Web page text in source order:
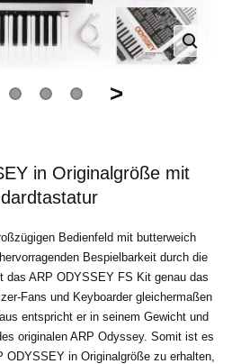
>
in Originalgröße mit
Bedienfeld mit butterweich
Bespielbarkeit durch die
das ARP ODYSSEY FS Kit genau das
Fans und Keyboarder gleichermaßen
entspricht er in seinem Gewicht und
originalen ARP Odyssey. Somit ist es
ODYSSEY in Originalgröße zu erhalten,